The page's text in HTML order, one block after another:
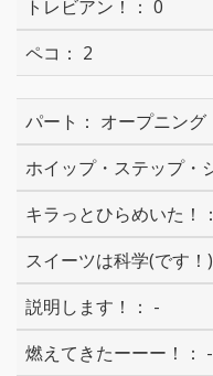
0
2
オープニング
-
-